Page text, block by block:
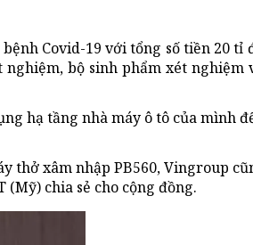
Covid-19 với tổng số tiền 20 tỉ
bộ sinh phẩm xét nghiệm
hạ tầng nhà máy ô tô của mình
thở xâm nhập PB560, Vingroup
chia sẻ cho cộng đồng.